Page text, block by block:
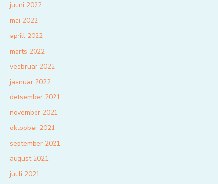
juuni 2022
mai 2022
aprill 2022
märts 2022
veebruar 2022
jaanuar 2022
detsember 2021
november 2021
oktoober 2021
september 2021
august 2021
juuli 2021